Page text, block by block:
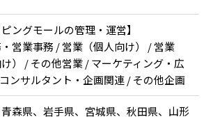
ピングモールの管理・運営】
営業事務 / 営業（個人向け） / 営業
け） / その他営業 / マーケティング・広
ンサルタント・企画関連 / その他企画
森県、岩手県、宮城県、秋田県、山形